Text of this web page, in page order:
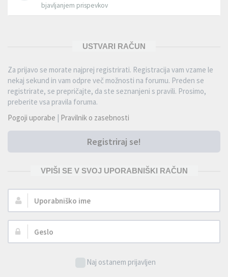
bjavljanjem prispevkov
USTVARI RAČUN
Za prijavo se morate najprej registrirati. Registracija vam vzame le
nekaj sekund in vam odpre več možnosti na forumu. Preden se
registrirate, se prepričajte, da ste seznanjeni s pravili. Prosimo,
preberite vsa pravila foruma.
Pogoji uporabe | Pravilnik o zasebnosti
Registriraj se!
VPIŠI SE V SVOJ UPORABNIŠKI RAČUN
Uporabniško
ime:
Geslo:
Naj ostanem prijavljen